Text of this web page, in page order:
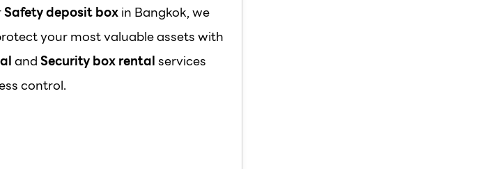
Safety deposit boxin Bangkok, we
your most valuable assets with
andSecurity box rentalservices
control.